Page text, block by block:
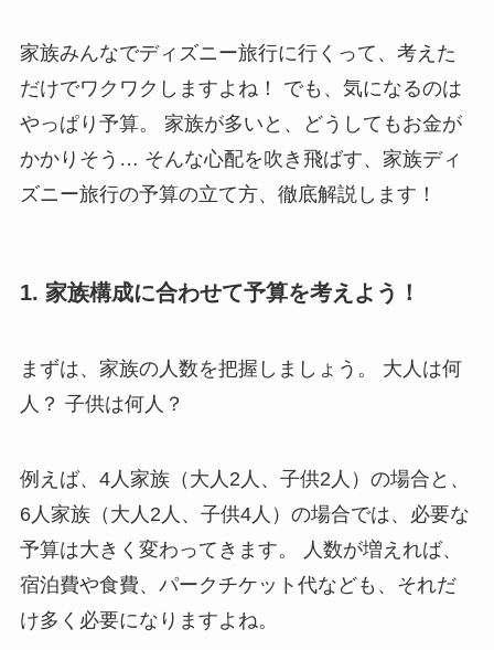
家族みんなでディズニー旅行に行くって、考えた
だけでワクワクしますよね！ でも、気になるのは
やっぱり予算。 家族が多いと、どうしてもお金が
かかりそう… そんな心配を吹き飛ばす、家族ディ
ズニー旅行の予算の立て方、徹底解説します！
1. 家族構成に合わせて予算を考えよう！
まずは、家族の人数を把握しましょう。 大人は何
人？ 子供は何人？
例えば、4人家族（大人2人、子供2人）の場合と、
6人家族（大人2人、子供4人）の場合では、必要な
予算は大きく変わってきます。 人数が増えれば、
宿泊費や食費、パークチケット代なども、それだ
け多く必要になりますよね。